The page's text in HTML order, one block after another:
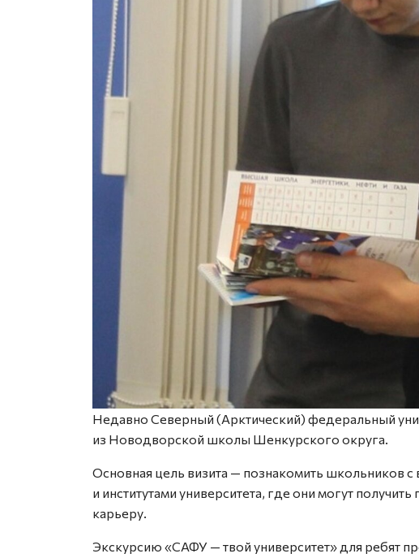
Недавно Северный (Арктический) федеральный
из Новодворской школы Шенкурского округа.
Основная цель визита — познакомить школьников
и институтами университета, где они могут
карьеру.
Экскурсию «САФУ — твой университет» для ребят